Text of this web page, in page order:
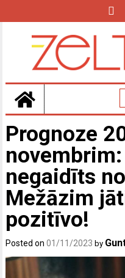
Prognoze
negaidīts
Mežāzim
pozitīvo!
Posted on01/11/2023 by